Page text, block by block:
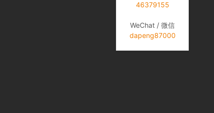
46379155
WeChat / 微信
dapeng87000